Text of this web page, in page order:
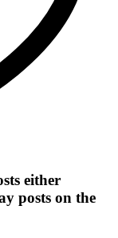
either
posts on the